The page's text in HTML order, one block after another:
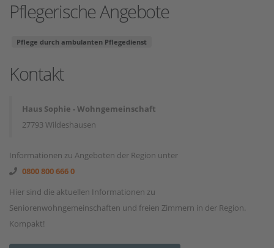
Pflegerische Angebote
Pflege durch ambulanten Pflegedienst
Kontakt
Haus Sophie - Wohngemeinschaft
27793 Wildeshausen
Informationen zu Angeboten der Region unter
0800 800 666 0
Hier sind die aktuellen Informationen zu
Seniorenwohngemeinschaften und freien Zimmern in der Region.
Kompakt!